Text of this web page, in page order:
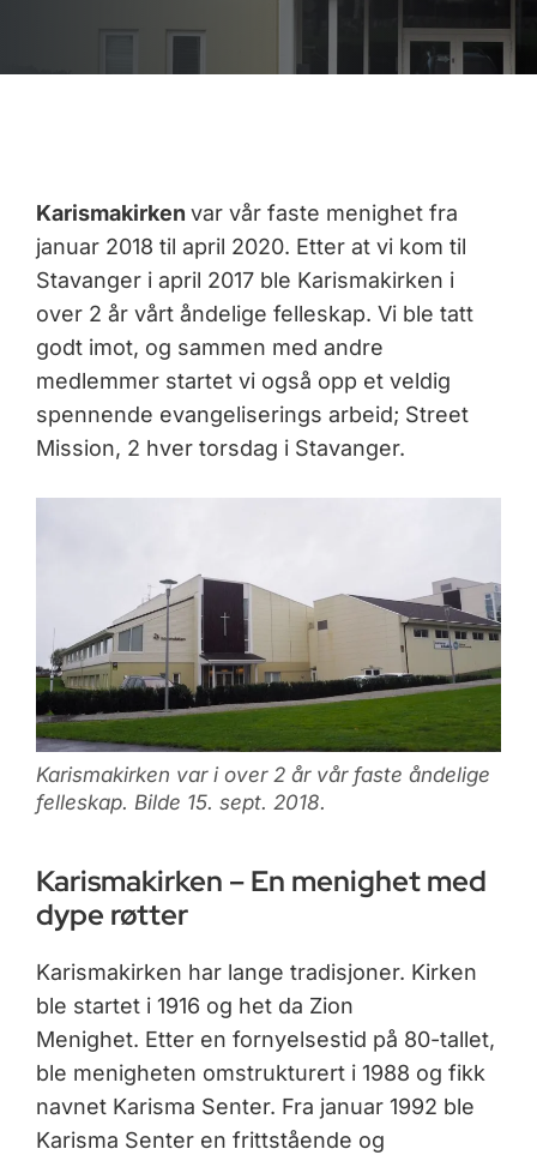
Karismakirken var vår faste menighet fra
januar 2018 til april 2020. Etter at vi kom til
Stavanger i april 2017 ble Karismakirken i
over 2 år vårt åndelige felleskap. Vi ble tatt
godt imot, og sammen med andre
medlemmer startet vi også opp et veldig
spennende evangeliserings arbeid; Street
Mission, 2 hver torsdag i Stavanger.
Karismakirken var i over 2 år vår faste åndelige
felleskap. Bilde 15. sept. 2018.
Karismakirken – En menighet med
dype røtter
Karismakirken har lange tradisjoner. Kirken
ble startet i 1916 og het da Zion
Menighet. Etter en fornyelsestid på 80-tallet,
ble menigheten omstrukturert i 1988 og fikk
navnet Karisma Senter. Fra januar 1992 ble
Karisma Senter en frittstående og